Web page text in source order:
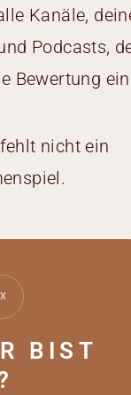
Kanäle,
Podcasts,
Bewertung
nicht ein
BIST